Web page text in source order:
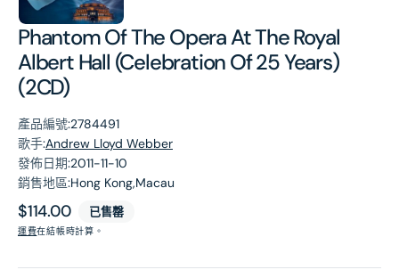
Phantom Of The Opera At The Royal
Albert Hall (Celebration Of 25 Years)
(2CD)
產品編號:2784491
歌手:Andrew Lloyd Webber
發佈日期:2011-11-10
銷售地區:Hong Kong,Macau
原
價
$114.00 已售罄
運費在結帳時計算。